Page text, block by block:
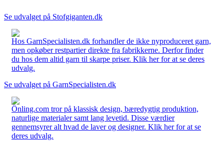
Se udvalget på Stofgiganten.dk
Hos GarnSpecialisten.dk forhandler de ikke nyproduceret garn,
men opkøber restpartier direkte fra fabrikkerne. Derfor finder
du hos dem altid garn til skarpe priser. Klik her for at se deres
udvalg.
Se udvalget på GarnSpecialisten.dk
Önling.com tror på klassisk design, bæredygtig produktion,
naturlige materialer samt lang levetid. Disse værdier
gennemsyrer alt hvad de laver og designer. Klik her for at se
deres udvalg.